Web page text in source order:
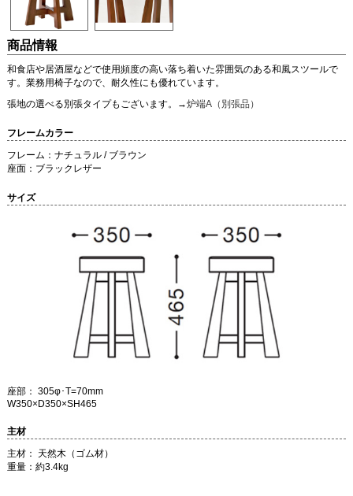
商品情報
和食店や居酒屋などで使用頻度の高い落ち着いた雰囲気のある和風スツールで
す。業務用椅子なので、耐久性にも優れています。
張地の選べる別張タイプもございます。→炉端A（別張品）
フレームカラー
フレーム：ナチュラル / ブラウン
座面：ブラックレザー
サイズ
座部： 305φ･T=70mm
W350×D350×SH465
主材
主材： 天然木（ゴム材）
重量：約3.4kg